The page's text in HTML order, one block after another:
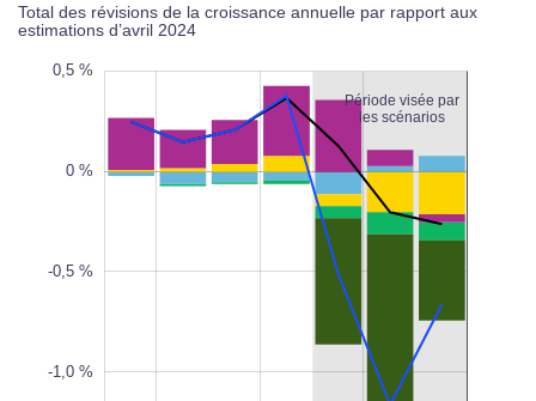
Total des révisions de la croissance annuelle par rapport aux
estimations d’avril 2024
-0,8 %
0,5 %
0 %
-0,5 %
-1,0 %
Période visée par
les scénarios